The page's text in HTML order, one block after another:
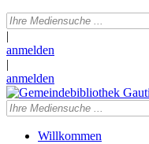
|
anmelden
|
anmelden
Willkommen